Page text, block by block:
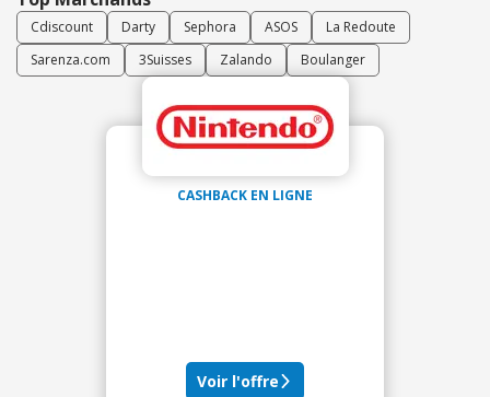
Cdiscount Darty Sephora ASOS
La Redoute
Sarenza.com
3Suisses Zalando Boulanger
CASHBACK EN LIGNE
Voir l'offre